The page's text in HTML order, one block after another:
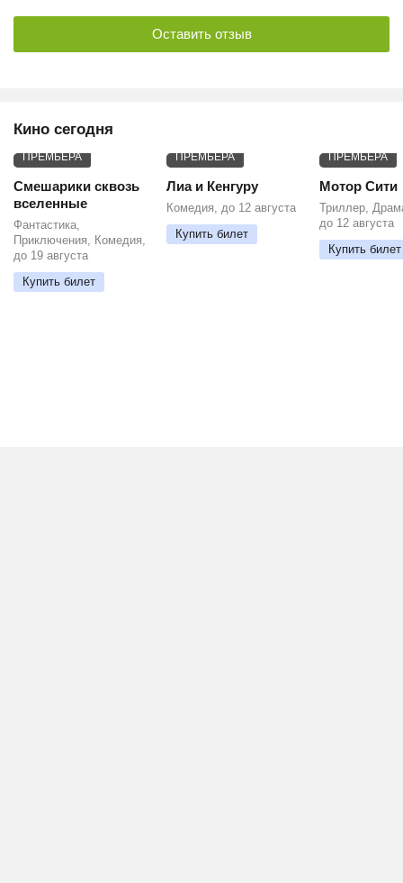
Оставить отзыв
Кино сегодня
ПРЕМЬЕРА
Смешарики сквозь
вселенные
Фантастика,
Приключения, Комедия,
до 19 августа
Купить билет
ПРЕМЬЕРА
Лиа и Кенгуру
Комедия, до 12 августа
Купить билет
ПРЕМЬЕРА
Мотор Сити
Триллер,
до 12 августа
Купить билет